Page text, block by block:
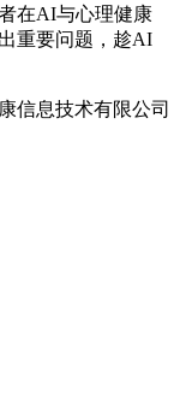
在AI与心理健康
重要问题，趁AI
信息技术有限公司